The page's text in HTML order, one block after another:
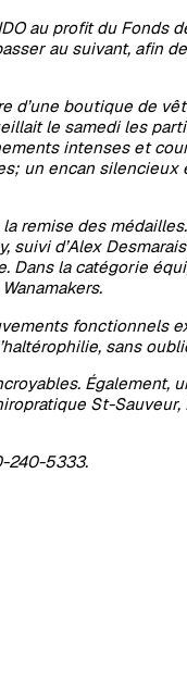
au profit du Fonds
au suivant, afin
d’une boutique de
le samedi les
intenses et
un encan silencieux
remise des
d’Alex
Dans la catégorie
fonctionnels
sans
Également,
St-
240-5333.